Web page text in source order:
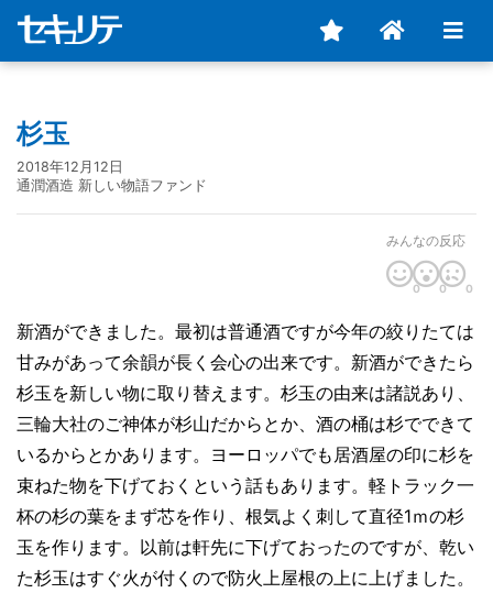
杉玉
2018年12月12日
通潤酒造 新しい物語ファンド
みんなの反応
0 0 0
新酒ができました。最初は普通酒ですが今年の絞りたては
甘みがあって余韻が長く会心の出来です。新酒ができたら
杉玉を新しい物に取り替えます。杉玉の由来は諸説あり、
三輪大社のご神体が杉山だからとか、酒の桶は杉でできて
いるからとかあります。ヨーロッパでも居酒屋の印に杉を
束ねた物を下げておくという話もあります。軽トラック一
杯の杉の葉をまず芯を作り、根気よく刺して直径1ｍの杉
玉を作ります。以前は軒先に下げておったのですが、乾い
た杉玉はすぐ火が付くので防火上屋根の上に上げました。